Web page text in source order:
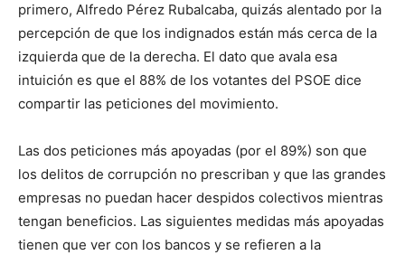
primero, Alfredo Pérez Rubalcaba, quizás alentado por la
percepción de que los indignados están más cerca de la
izquierda que de la derecha. El dato que avala esa
intuición es que el 88% de los votantes del PSOE dice
compartir las peticiones del movimiento.
Las dos peticiones más apoyadas (por el 89%) son que
los delitos de corrupción no prescriban y que las grandes
empresas no puedan hacer despidos colectivos mientras
tengan beneficios. Las siguientes medidas más apoyadas
tienen que ver con los bancos y se refieren a la